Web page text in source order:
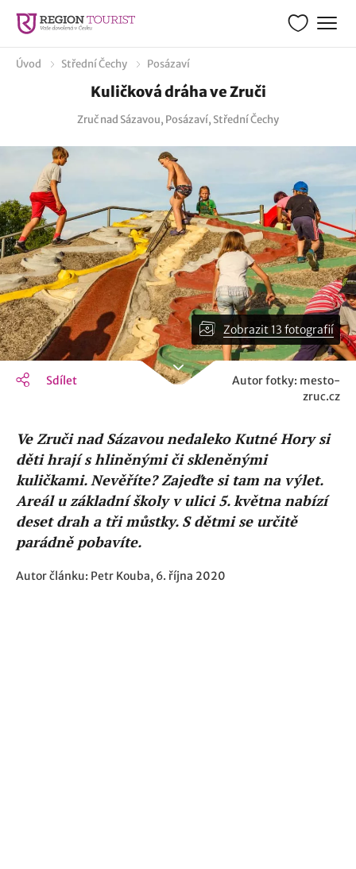
Úvod Střední Čechy Posázaví
Kuličková dráha ve Zruči
Zruč nad Sázavou, Posázaví, Střední Čechy
Zobrazit 13 fotografií
Sdílet
Autor fotky: mesto-
zruc.cz
Ve Zruči nad Sázavou nedaleko Kutné Hory si
děti hrají s hliněnými či skleněnými
kuličkami. Nevěříte? Zajeďte si tam na výlet.
Areál u základní školy v ulici 5. května nabízí
deset drah a tři můstky. S dětmi se určitě
parádně pobavíte.
Autor článku: Petr Kouba, 6. října 2020